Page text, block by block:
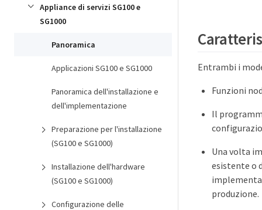
Appliance di servizi SG100 e
SG1000
Panoramica
Applicazioni SG100 e SG1000
Panoramica dell'installazione e
dell'implementazione
Preparazione per l'installazione
(SG100 e SG1000)
Installazione dell'hardware
(SG100 e SG1000)
Configurazione delle
Entrambi i
Funzioni
Il
Una volta
esistente o
produzione.